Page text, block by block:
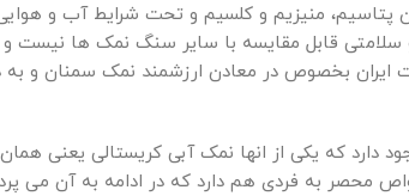
پتاسیم، منیزیم و کلسیم و تحت شرایط آب و
سلامتی قابل مقایسه با سایر سنگ نمک ها
بخصوص در معادن ارزشمند نمک سمنان و به
دارد که یکی از انها نمک آبی کریستالی یعنی
محصر به فردی هم دارد که در ادامه به آن می